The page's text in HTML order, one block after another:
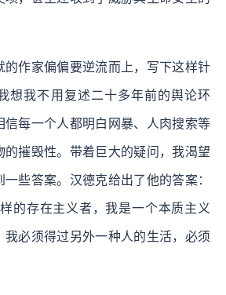
的作家偏偏要逆流而上，写下这样针
想我不用复述二十多年前的舆论环
信每一个人都明白网暴、人肉搜索等
的摧毁性。带着巨大的疑问，我渴望
些答案。汉德克给出了他的答案：
的存在主义者，我是一个本质主义
我必须得过另外一种人的生活，必须